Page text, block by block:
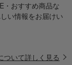
・おすすめ商品な
い情報をお届けい
ついて詳しく見る